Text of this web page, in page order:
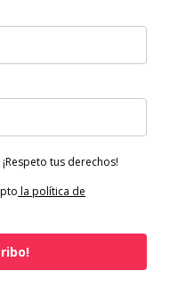
tus derechos!
la política de